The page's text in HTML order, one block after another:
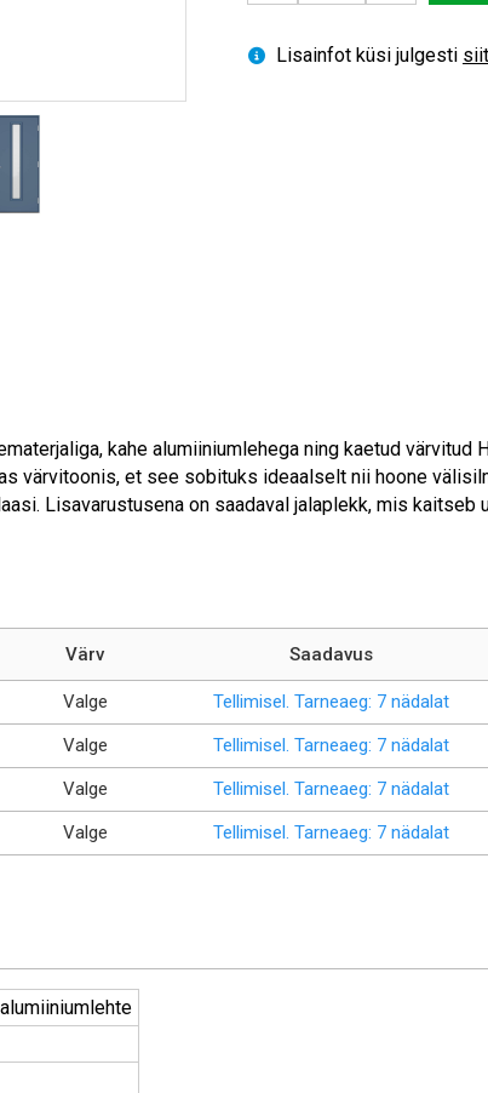
Abisko
Lisainfot küsi julgesti siit
kahe alumiiniumlehega ning kaetud värvitud
värvitoonis, et see sobituks ideaalselt nii hoone
Lisavarustusena on saadaval jalaplekk, mis kaitseb
Värv Saadavus
Valge Tellimisel. Tarneaeg: 7 nädalat
Valge Tellimisel. Tarneaeg: 7 nädalat
Valge Tellimisel. Tarneaeg: 7 nädalat
Valge Tellimisel. Tarneaeg: 7 nädalat